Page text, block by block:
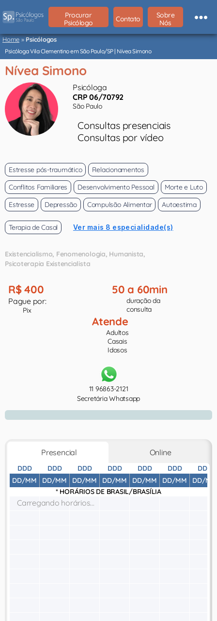
São
Paulo
Procurar
Psicólogo
Contato
Sobre
Nós
Home»Psicólogos
Psicóloga Vila Clementino em São Paulo/SP | Nívea Simono
Nívea Simono
Psicóloga
CRP 06/70792
São Paulo
Consultas presenciais
Consultas por vídeo
Estresse pós-traumático
Relacionamentos
Conflitos Familiares
Desenvolvimento Pessoal
Morte e Luto
Estresse
Depressão Compulsão Alimentar Autoestima
Terapia de Casal Ver mais 8 especialidade(s)
Existencialismo Fenomenologia Humanista
Psicoterapia Existencialista
R$ 400
Pague por:
Pix
50 a 60min
duração da
consulta
Atende
Adultos
Casais
Idosos
11 96863-2121
Secretária Whatsapp
Presencial Online
DDD
DD/MM
DDD
DD/MM
DDD
DD/MM
DDD
DD/MM
DDD
DD/MM
DDD
DD/MM
DDD
DD/MM
* HORÁRIOS DE BRASIL/BRASÍLIA
Carregando horários...